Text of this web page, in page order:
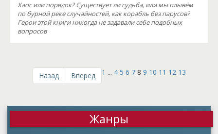
Хаос или порядок? Существует ли судьба, или мы плывём
по бурной реке случайностей, как корабль без парусов?
Герои этой книги никогда не задавали себе подобных
вопросов
Назад 1 ... 4 5 6 7 8 9 10 11 12 13
Вперед
Жанры